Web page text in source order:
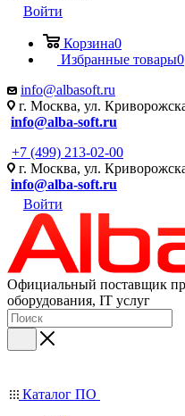
Войти
Корзина0
Избранные товары0
info@albasoft.ru
г. Москва, ул.
info@alba-soft.ru
+7 (499) 213-02-00
г. Москва, ул.
info@alba-soft.ru
Войти
Официальный поставщик
оборудования, IT услуг
Каталог ПО